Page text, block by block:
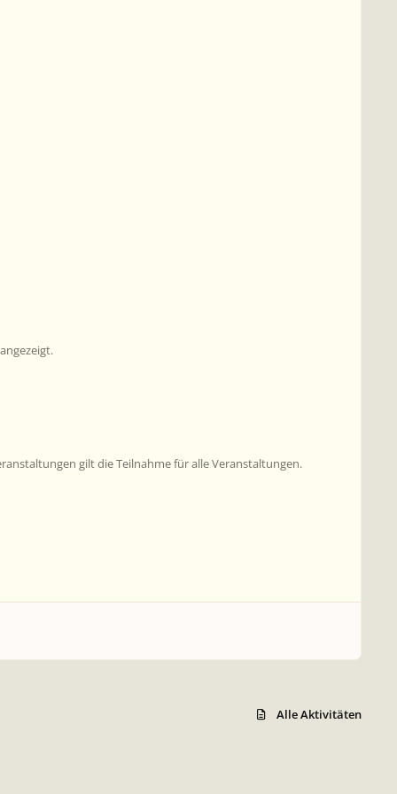
gilt die Teilnahme für alle Veranstaltungen.
Alle Aktivitäten